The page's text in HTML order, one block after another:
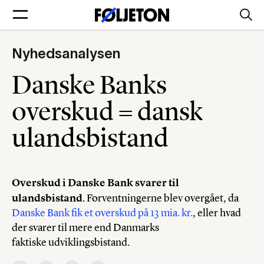
Forsider
Føljetoner
Min side
Log ind
Nyhedsanalysen
Danske Banks
overskud = dansk
ulandsbistand
Overskud i Danske Bank svarer til
ulandsbistand. Forventningerne blev overgået, da
Danske Bank fik et overskud på 13 mia. kr., eller hvad
der svarer til mere end Danmarks
faktiske udviklingsbistand.